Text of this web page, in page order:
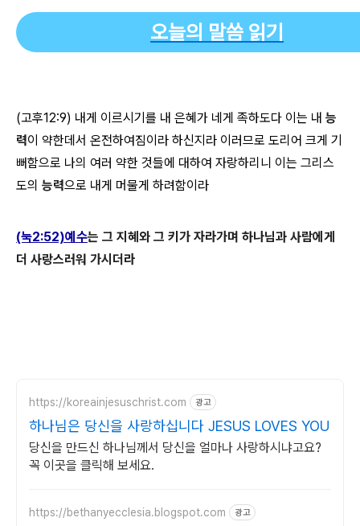
오늘의 말씀 읽기
(고후12:9) 내게 이르시기를 내 은혜가 네게 족하도다 이는 내 능
력이 약한데서 온전하여짐이라 하신지라 이러므로 도리어 크게 기
뻐함으로 나의 여러 약한 것들에 대하여 자랑하리니 이는 그리스
도의 능력으로 내게 머물게 하려함이라
(눅2:52)예수는 그 지혜와 그 키가 자라가며 하나님과 사람에게
더 사랑스러워 가시더라
https://koreainjesuschrist.com 광고
하나님은 당신을 사랑하십니다 JESUS LOVES YOU
당신을 만드신 하나님께서 당신을 얼마나 사랑하시냐고요?
꼭 이곳을 클릭해 보세요.
https://bethanyecclesia.blogspot.com 광고